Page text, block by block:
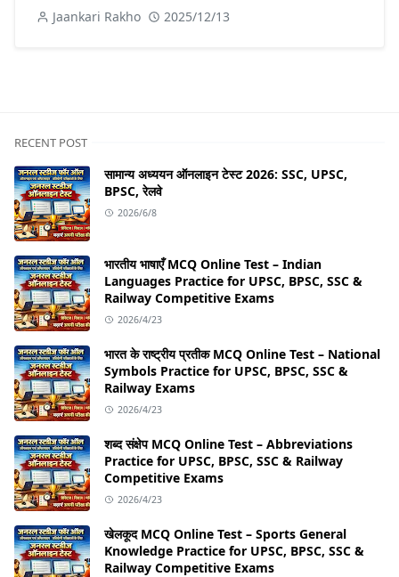
Jaankari Rakho 2025/12/13
RECENT POST
सामान्य अध्ययन ऑनलाइन टेस्ट 2026: SSC, UPSC,
BPSC, रेलवे
2026/6/8
भारतीय भाषाएँ MCQ Online Test – Indian
Languages Practice for UPSC, BPSC, SSC &
Railway Competitive Exams
2026/4/23
भारत के राष्ट्रीय प्रतीक MCQ Online Test – National
Symbols Practice for UPSC, BPSC, SSC &
Railway Exams
2026/4/23
शब्द संक्षेप MCQ Online Test – Abbreviations
Practice for UPSC, BPSC, SSC & Railway
Competitive Exams
2026/4/23
खेलकूद MCQ Online Test – Sports General
Knowledge Practice for UPSC, BPSC, SSC &
Railway Competitive Exams